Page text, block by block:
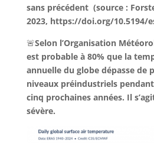
sans précédent (source :
2023, https://doi.org/10.5194/
🚨Selon l’Organisation
est probable à 80% que la
annuelle du globe dépasse de
niveaux préindustriels
cinq prochaines années. Il
sévère.